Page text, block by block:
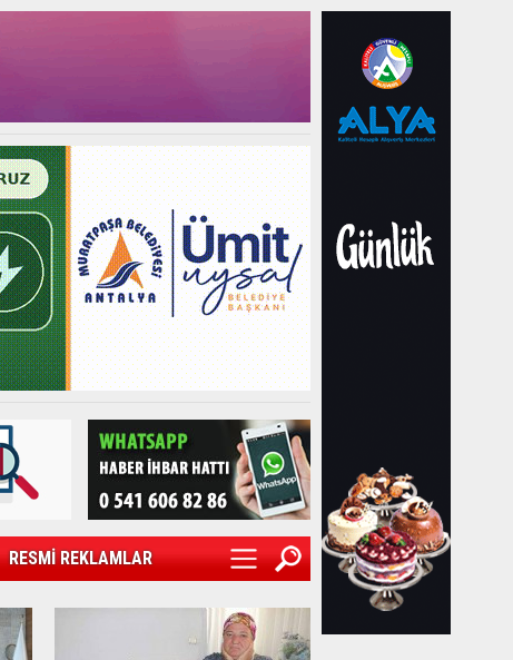
RESMİ REKLAMLAR